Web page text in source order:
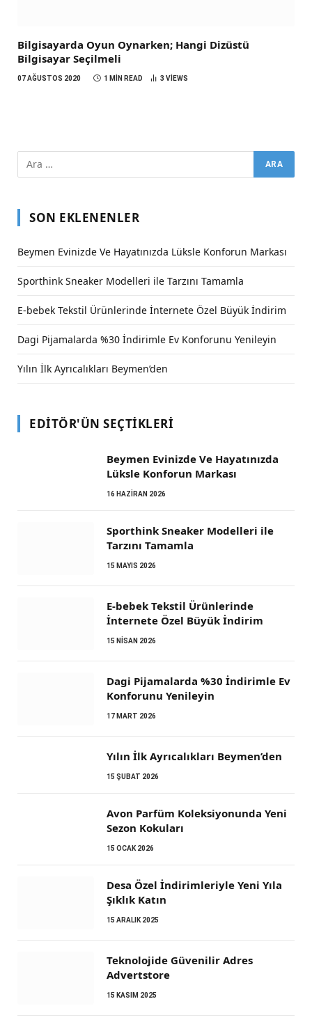
Bilgisayarda Oyun Oynarken; Hangi Dizüstü
Bilgisayar Seçilmeli
07 AĞUSTOS 2020 1 MIN READ 3 VIEWS
SON EKLENENLER
Beymen Evinizde Ve Hayatınızda Lüksle Konforun Markası
Sporthink Sneaker Modelleri ile Tarzını Tamamla
E-bebek Tekstil Ürünlerinde İnternete Özel Büyük İndirim
Dagi Pijamalarda %30 İndirimle Ev Konforunu Yenileyin
Yılın İlk Ayrıcalıkları Beymen’den
EDITÖR'ÜN SEÇTIKLERI
Beymen Evinizde Ve Hayatınızda
Lüksle Konforun Markası
16 HAZIRAN 2026
Sporthink Sneaker Modelleri ile
Tarzını Tamamla
15 MAYIS 2026
E-bebek Tekstil Ürünlerinde
İnternete Özel Büyük İndirim
15 NISAN 2026
Dagi Pijamalarda %30 İndirimle Ev
Konforunu Yenileyin
17 MART 2026
Yılın İlk Ayrıcalıkları Beymen’den
15 ŞUBAT 2026
Avon Parfüm Koleksiyonunda Yeni
Sezon Kokuları
15 OCAK 2026
Desa Özel İndirimleriyle Yeni Yıla
Şıklık Katın
15 ARALIK 2025
Teknolojide Güvenilir Adres
Advertstore
15 KASIM 2025